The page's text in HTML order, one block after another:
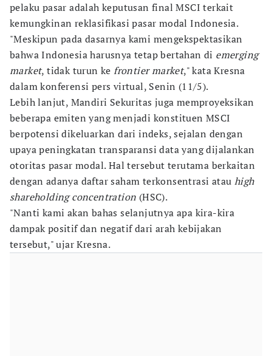
pelaku pasar adalah keputusan final MSCI terkait
kemungkinan reklasifikasi pasar modal Indonesia.
"Meskipun pada dasarnya kami mengekspektasikan
bahwa Indonesia harusnya tetap bertahan di emerging
market, tidak turun kefrontier market," kata Kresna
dalam konferensi pers virtual, Senin (11/5).
Lebih lanjut, Mandiri Sekuritas juga memproyeksikan
beberapa emiten yang menjadi konstituen MSCI
berpotensi dikeluarkan dari indeks, sejalan dengan
upaya peningkatan transparansi data yang dijalankan
otoritas pasar modal. Hal tersebut terutama berkaitan
dengan adanya daftar saham terkonsentrasi atau high
shareholding concentration (HSC).
"Nanti kami akan bahas selanjutnya apa kira-kira
dampak positif dan negatif dari arah kebijakan
tersebut," ujar Kresna.